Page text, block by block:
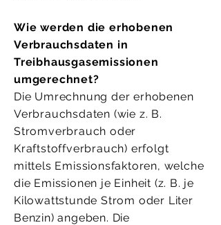
Wie werden die erhobenen
Verbrauchsdaten in
Treibhausgasemissionen
umgerechnet?
Die Umrechnung der erhobenen
Verbrauchsdaten (wie z. B.
Stromverbrauch oder
Kraftstoffverbrauch) erfolgt
mittels Emissionsfaktoren, welche
die Emissionen je Einheit (z. B. je
Kilowattstunde Strom oder Liter
Benzin) angeben. Die